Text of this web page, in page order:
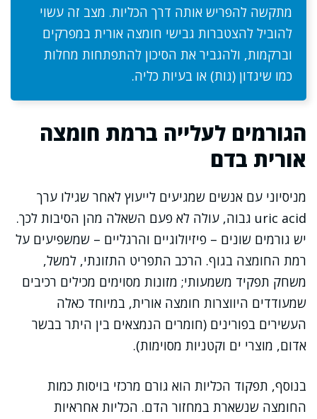
מתקשה להפריש אותה דרך הכליות. מצב זה עשוי
להוביל להצטברות גבישי חומצה אורית במפרקים
וברקמות, ולהגביר את הסיכון להתפתחות מחלות
כמו שיגדון (גות) או בעיות כליה.
הגורמים לעלייה ברמת חומצה
אורית בדם
מניסיוני עם אנשים שמגיעים לייעוץ לאחר שגילו ערך
uric acid גבוה, עולה לא פעם השאלה מהן הסיבות לכך.
יש גורמים שונים – פיזיולוגיים והרגליים – שמשפיעים על
רמת החומצה בגוף. הרכב התפריט התזונתי, למשל,
משחק תפקיד משמעותי; מזונות מסוימים מכילים רכיבים
שמעודדים היווצרות חומצה אורית, במיוחד כאלה
העשירים בפורינים (חומרים הנמצאים בין היתר בבשר
אדום, מוצרי ים וקטניות מסוימות).
בנוסף, תפקוד הכליות הוא גורם מרכזי בויסות כמות
החומצה שנשארת במחזור הדם. הכליות אחראיות